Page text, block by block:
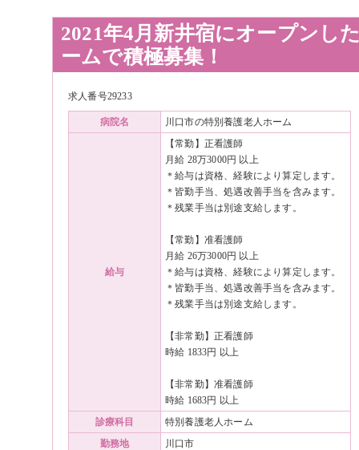
2021年4月新井宿にオープンし
ームで積極募集！
求人番号29233
病院名 川口市の特別養護老人ホーム
給与
【常勤】正看護師
月給 28万3000円 以上
＊給与は資格、経験により算定します。
＊皆勤手当、処遇改善手当を含みます。
＊残業手当は別途支給します。
【常勤】准看護師
月給 26万3000円 以上
＊給与は資格、経験により算定します。
＊皆勤手当、処遇改善手当を含みます。
＊残業手当は別途支給します。
【非常勤】正看護師
時給 1833円 以上
【非常勤】准看護師
時給 1683円 以上
診療科目
特別養護老人ホーム
勤務地
川口市